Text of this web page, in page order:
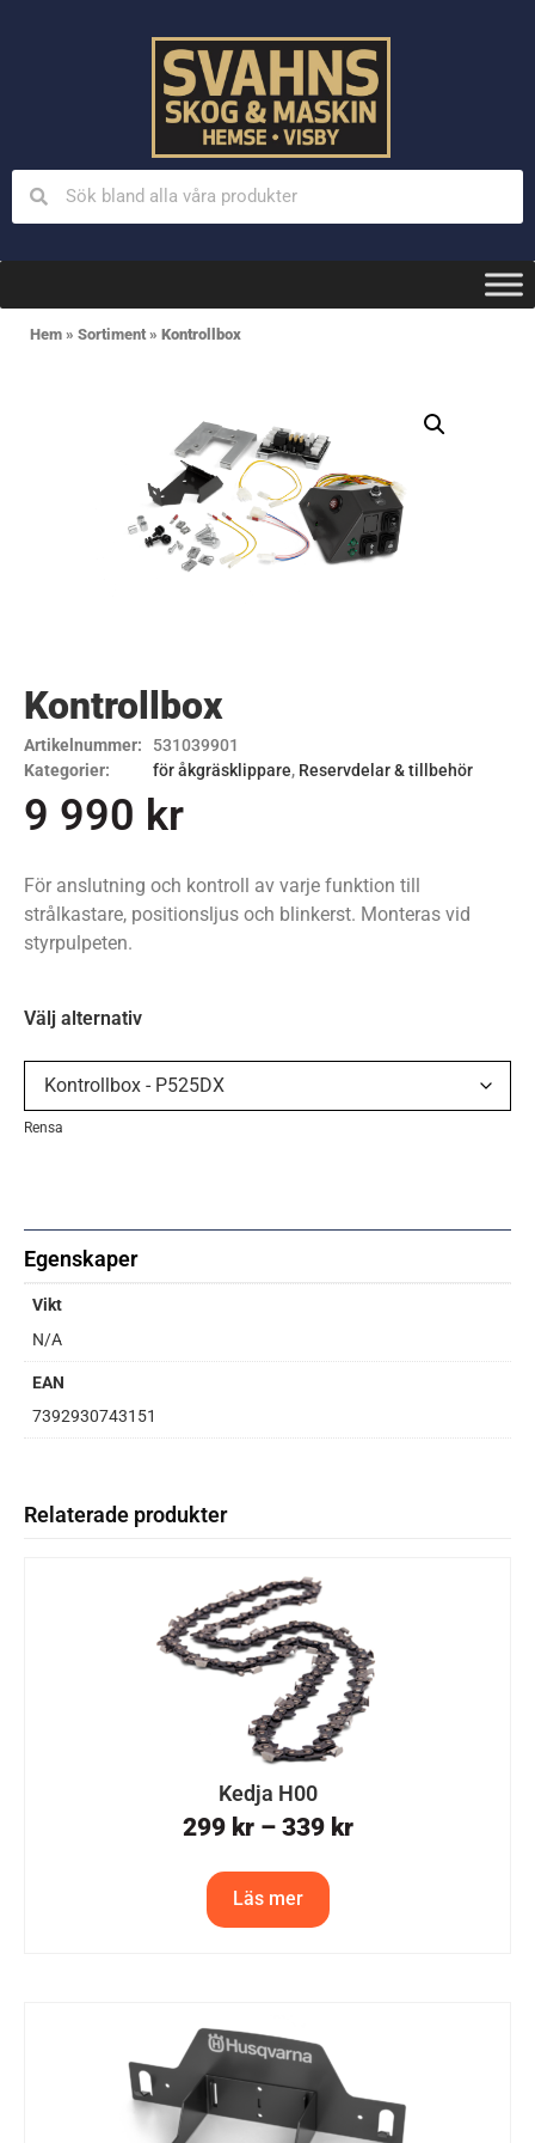
Hem » Sortiment » Kontrollbox
Kontrollbox
Artikelnummer:
531039901
Kategorier:
för åkgräsklippare, Reservdelar & tillbehör
9 990 kr
För anslutning och kontroll av varje funktion till
strålkastare, positionsljus och blinkerst. Monteras vid
styrpulpeten.
Välj alternativ
Rensa
Egenskaper
Vikt
N/A
EAN
7392930743151
Relaterade produkter
Kedja H00
299 kr – 339 kr
Läs mer